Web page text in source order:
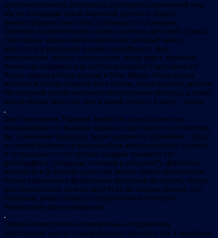
противоположной. Но никогда в истории современной нам
мы не наблюдали такой животной трусости, какую
демонстрируют нам сейчас руководители Америки.
Главным показателем при оценке военных действий страны
стал индекс уровня жизни населения, который может
приупасть в результате военного конфликта. Нам,
американцам, просто недопустимо, когда вдруг дорожает
бензин на заправках или случится перебой с доставкой из
Китая партии убогих штанов в Уолл Марте. Наши полки
магазинов всегда обязаны быть полны, наши машины должны
без задержек ездить на наших пятилитровых моторах, в домах
всегда обязан быть газ, свет а зимой тепло и в жару – холод.
.
Льет свою кровь Украина. Бомбят ее города самолеты,
отправленные по команде мерзкого, трусливого ничтожества,
чье самолюбие оказалось задето какими-то явлениями – будь
то неприглашение на какую-нибудь международную тусовку
и отчуждение его от группы лидеров (помните эти
фотографии с ублюдком, стоящим в сторонке?). Животная
ненависть к Харькову: разве ему можно забыть знаменитую
песню харьковских футбольных хулиганов на улицах, откуда
она перекатилась на весь мир? Или мы впрямь думаем, что
Путиным движут некие государственные интересы,
неизвестные простолюдинам?
.
Путин интересуется исключительно сохранением
собственной власти и награбленных богатств. Ни в малейшей